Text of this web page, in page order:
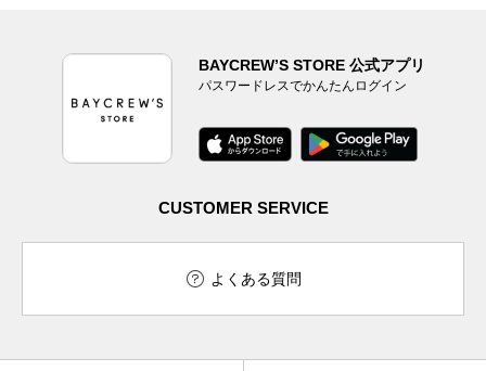
BAYCREW’S STORE 公式アプリ
パスワードレスでかんたんログイン
CUSTOMER SERVICE
よくある質問